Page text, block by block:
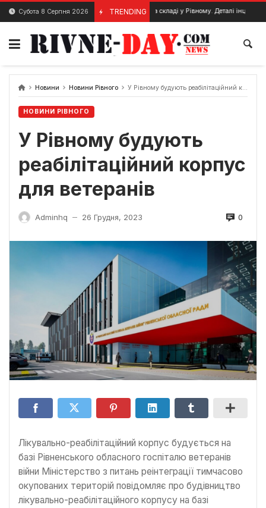
Skip
content
Субота 8 Серпня 2026 TRENDING
2 Грудня, 2023 Пожежа на складі у Рівному. Деталі інциденту
Новини Новини Рівного У Рівному будують реабілітаційний корпус для ветеранів
НОВИНИ РІВНОГО
У Рівному будують
реабілітаційний корпус
для ветеранів
Adminhq — 26 Грудня, 2023 0
Лікувально-реабілітаційний корпус будується на
базі Рівненського обласного госпіталю ветеранів
війни Міністерство з питань реінтеграції тимчасово
окупованих територій повідомляє про будівництво
лікувально-реабілітаційного корпусу на базі